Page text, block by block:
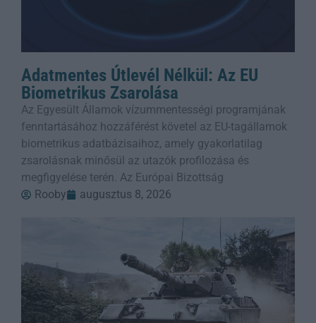
Adatmentes Útlevél Nélkül: Az EU
Biometrikus Zsarolása
Az Egyesült Államok vízummentességi programjának
fenntartásához hozzáférést követel az EU-tagállamok
biometrikus adatbázisaihoz, amely gyakorlatilag
zsarolásnak minősül az utazók profilozása és
megfigyelése terén. Az Európai Bizottság
Rooby
augusztus 8, 2026